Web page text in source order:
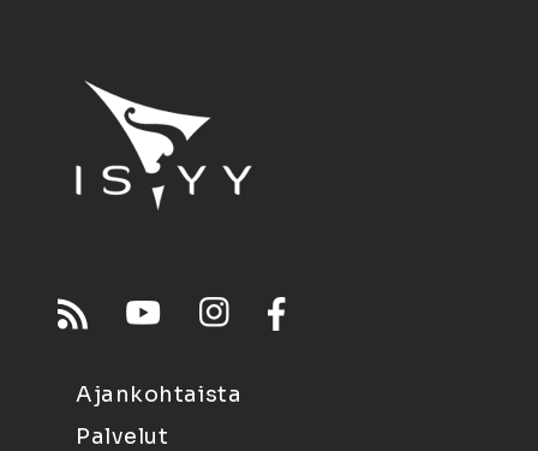
Ajankohtaista
Palvelut